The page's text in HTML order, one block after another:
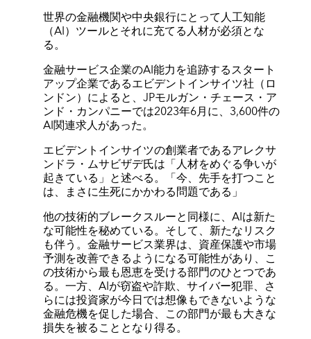
世界の金融機関や中央銀行にとって人工知能
（AI）ツールとそれに充てる人材が必須とな
る。
金融サービス企業のAI能力を追跡するスタート
アップ企業であるエビデントインサイツ社（ロ
ンドン）によると、JPモルガン・チェース・ア
ンド・カンパニーでは2023年6月に、3,600件の
AI関連求人があった。
エビデントインサイツの創業者であるアレクサ
ンドラ・ムサビザデ氏は「人材をめぐる争いが
起きている」と述べる。「今、先手を打つこと
は、まさに生死にかかわる問題である」
他の技術的ブレークスルーと同様に、AIは新た
な可能性を秘めている。そして、新たなリスク
も伴う。金融サービス業界は、資産保護や市場
予測を改善できるようになる可能性があり、こ
の技術から最も恩恵を受ける部門のひとつであ
る。一方、AIが窃盗や詐欺、サイバー犯罪、さ
らには投資家が今日では想像もできないような
金融危機を促した場合、この部門が最も大きな
損失を被ることとなり得る。